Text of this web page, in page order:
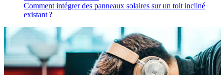
Comment intégrer des panneaux solaires sur un toit incliné
existant ?